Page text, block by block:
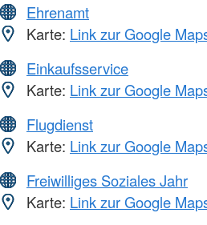
Ehrenamt
Karte: Link zur Google
Einkaufsservice
Karte: Link zur Google
Flugdienst
Karte: Link zur Google
Freiwilliges Soziales Jahr
Karte: Link zur Google